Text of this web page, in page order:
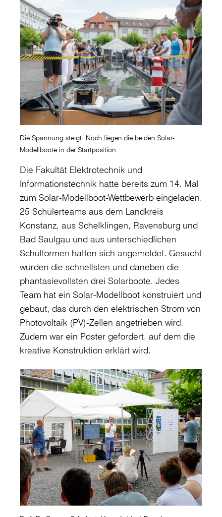
Die Spannung steigt: Noch liegen die beiden Solar-
Modellboote in der Startposition.
Die Fakultät Elektrotechnik und
Informationstechnik hatte bereits zum 14. Mal
zum Solar-Modellboot-Wettbewerb eingeladen.
25 Schülerteams aus dem Landkreis
Konstanz, aus Schelklingen, Ravensburg und
Bad Saulgau und aus unterschiedlichen
Schulformen hatten sich angemeldet. Gesucht
wurden die schnellsten und daneben die
phantasievollsten drei Solarboote. Jedes
Team hat ein Solar-Modellboot konstruiert und
gebaut, das durch den elektrischen Strom von
Photovoltaik (PV)-Zellen angetrieben wird.
Zudem war ein Poster gefordert, auf dem die
kreative Konstruktion erklärt wird.